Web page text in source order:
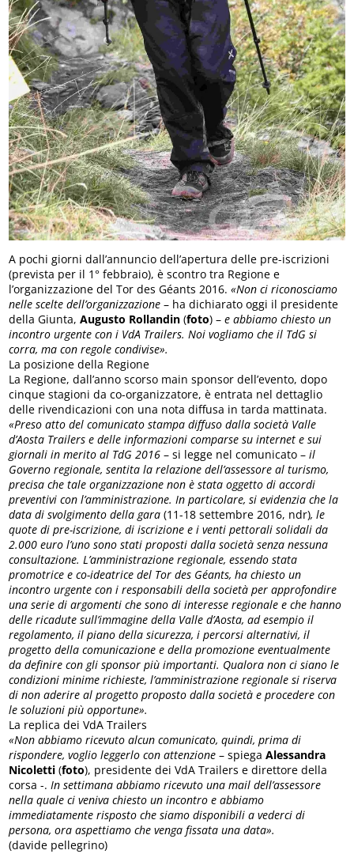
A pochi giorni dall’annuncio dell’apertura delle pre-iscrizioni
(prevista per il 1° febbraio), è scontro tra Regione e
l’organizzazione del Tor des Géants 2016.«Non ci riconosciamo
nelle scelte dell’organizzazione – ha dichiarato oggi il presidente
della Giunta,Augusto Rollandin (foto) –e abbiamo chiesto un
incontro urgente con i VdA Trailers. Noi vogliamo che il TdG si
corra, ma con regole condivise».
La posizione della Regione
La Regione, dall’anno scorso main sponsor dell’evento, dopo
cinque stagioni da co-organizzatore, è entrata nel dettaglio
delle rivendicazioni con una nota diffusa in tarda mattinata.
«Preso atto del comunicato stampa diffuso dalla società Valle
d’Aosta Trailers e delle informazioni comparse su internet e sui
giornali in merito al TdG 2016 – si legge nel comunicato –il
Governo regionale, sentita la relazione dell’assessore al turismo,
precisa che tale organizzazione non è stata oggetto di accordi
preventivi con l’amministrazione. In particolare, si evidenzia che la
data di svolgimento della gara (11-18 settembre 2016, ndr), le
quote di pre-iscrizione, di iscrizione e i venti pettorali solidali da
2.000 euro l’uno sono stati proposti dalla società senza nessuna
consultazione. L’amministrazione regionale, essendo stata
promotrice e co-ideatrice del Tor des Géants, ha chiesto un
incontro urgente con i responsabili della società per approfondire
una serie di argomenti che sono di interesse regionale e che hanno
delle ricadute sull’immagine della Valle d’Aosta, ad esempio il
regolamento, il piano della sicurezza, i percorsi alternativi, il
progetto della comunicazione e della promozione eventualmente
da definire con gli sponsor più importanti. Qualora non ci siano le
condizioni minime richieste, l’amministrazione regionale si riserva
di non aderire al progetto proposto dalla società e procedere con
le soluzioni più opportune».
La replica dei VdA Trailers
«Non abbiamo ricevuto alcun comunicato, quindi, prima di
rispondere, voglio leggerlo con attenzione– spiegaAlessandra
Nicoletti (foto), presidente dei VdA Trailers e direttore della
corsa -. In settimana abbiamo ricevuto una mail dell’assessore
nella quale ci veniva chiesto un incontro e abbiamo
immediatamente risposto che siamo disponibili a vederci di
persona, ora aspettiamo che venga fissata una data».
(davide pellegrino)